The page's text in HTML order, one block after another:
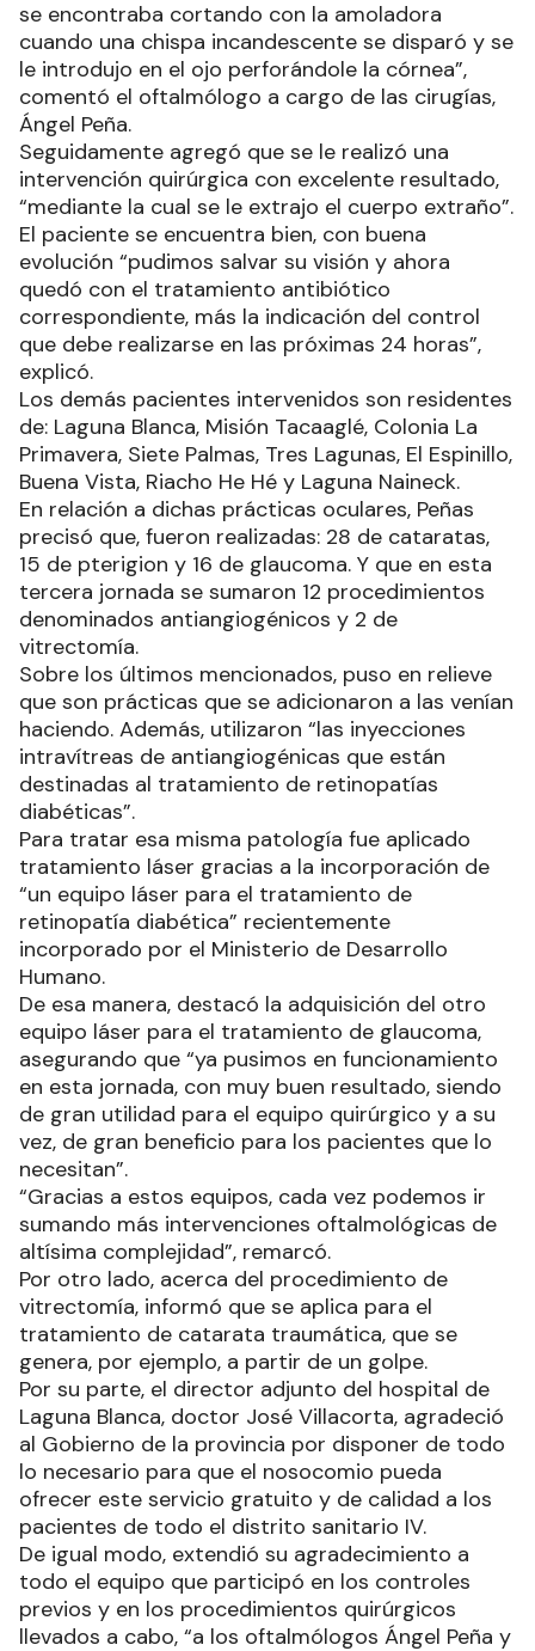
se encontraba cortando con la amoladora
cuando una chispa incandescente se disparó y se
le introdujo en el ojo perforándole la córnea”,
comentó el oftalmólogo a cargo de las cirugías,
Ángel Peña.
Seguidamente agregó que se le realizó una
intervención quirúrgica con excelente resultado,
“mediante la cual se le extrajo el cuerpo extraño”.
El paciente se encuentra bien, con buena
evolución “pudimos salvar su visión y ahora
quedó con el tratamiento antibiótico
correspondiente, más la indicación del control
que debe realizarse en las próximas 24 horas”,
explicó.
Los demás pacientes intervenidos son residentes
de: Laguna Blanca, Misión Tacaaglé, Colonia La
Primavera, Siete Palmas, Tres Lagunas, El Espinillo,
Buena Vista, Riacho He Hé y Laguna Naineck.
En relación a dichas prácticas oculares, Peñas
precisó que, fueron realizadas: 28 de cataratas,
15 de pterigion y 16 de glaucoma. Y que en esta
tercera jornada se sumaron 12 procedimientos
denominados antiangiogénicos y 2 de
vitrectomía.
Sobre los últimos mencionados, puso en relieve
que son prácticas que se adicionaron a las venían
haciendo. Además, utilizaron “las inyecciones
intravítreas de antiangiogénicas que están
destinadas al tratamiento de retinopatías
diabéticas”.
Para tratar esa misma patología fue aplicado
tratamiento láser gracias a la incorporación de
“un equipo láser para el tratamiento de
retinopatía diabética” recientemente
incorporado por el Ministerio de Desarrollo
Humano.
De esa manera, destacó la adquisición del otro
equipo láser para el tratamiento de glaucoma,
asegurando que “ya pusimos en funcionamiento
en esta jornada, con muy buen resultado, siendo
de gran utilidad para el equipo quirúrgico y a su
vez, de gran beneficio para los pacientes que lo
necesitan”.
“Gracias a estos equipos, cada vez podemos ir
sumando más intervenciones oftalmológicas de
altísima complejidad”, remarcó.
Por otro lado, acerca del procedimiento de
vitrectomía, informó que se aplica para el
tratamiento de catarata traumática, que se
genera, por ejemplo, a partir de un golpe.
Por su parte, el director adjunto del hospital de
Laguna Blanca, doctor José Villacorta, agradeció
al Gobierno de la provincia por disponer de todo
lo necesario para que el nosocomio pueda
ofrecer este servicio gratuito y de calidad a los
pacientes de todo el distrito sanitario IV.
De igual modo, extendió su agradecimiento a
todo el equipo que participó en los controles
previos y en los procedimientos quirúrgicos
llevados a cabo, “a los oftalmólogos Ángel Peña y